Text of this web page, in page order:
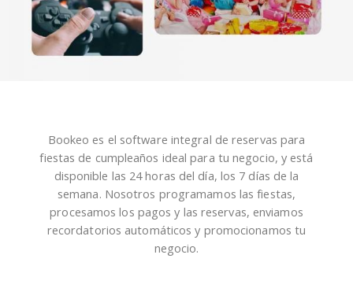
Bookeo es el software integral de reservas para
fiestas de cumpleaños ideal para tu negocio, y está
disponible las 24 horas del día, los 7 días de la
semana. Nosotros programamos las fiestas,
procesamos los pagos y las reservas, enviamos
recordatorios automáticos y promocionamos tu
negocio.